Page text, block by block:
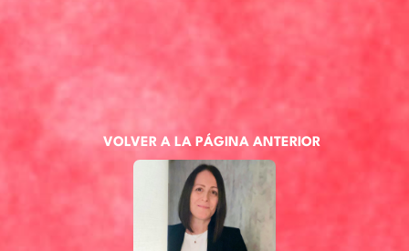
VOLVER A LA PÁGINA ANTERIOR